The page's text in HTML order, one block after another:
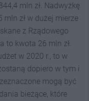
mln zł. Nadwyżkę
zł w dużej mierze
z Rządowego
to kwota 26 mln zł.
w 2020 r., to w
dopiero w tym i
mogą być
bieżące, które